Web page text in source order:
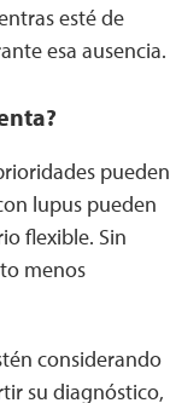
esté de
esa ausencia.
pueden
lupus pueden
flexible. Sin
menos
considerando
su diagnóstico,